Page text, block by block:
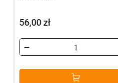
56,00zł